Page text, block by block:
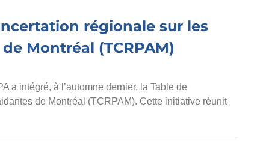
régionale sur les
Montréal (TCRPAM)
a intégré, à l’automne dernier, la Table de
de Montréal (TCRPAM). Cette initiative réunit